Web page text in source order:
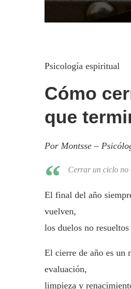
Psicología espiritual
Cómo
que
Por Montsse –
Cerrar un ciclo no
El final del año
vuelven,
los duelos no
El cierre de año es un
evaluación,
limpieza y